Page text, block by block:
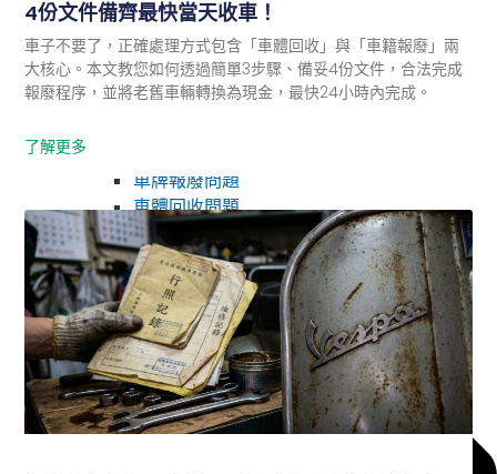
車牌報廢問題
車體回收問題
4份文件備齊最快當天收車！
車子不要了，正確處理方式包含「車體回收」與「車籍報廢」兩
大核心。本文教您如何透過簡單3步驟、備妥4份文件，合法完成
報廢程序，並將老舊車輛轉換為現金，最快24小時內完成。
了解更多